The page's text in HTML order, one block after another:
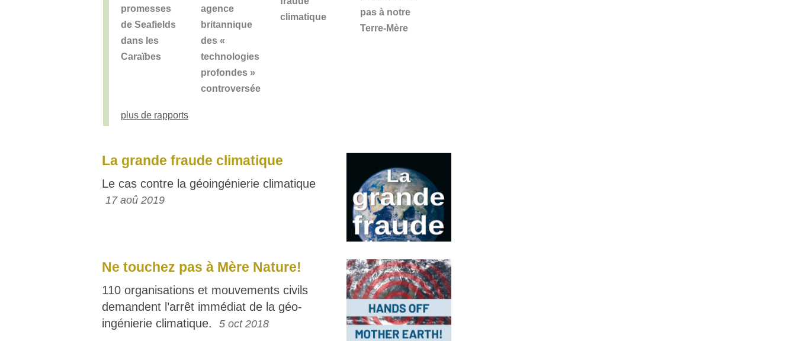
promesses
de Seafields
dans les
Caraïbes
agence
britannique
des «
technologies
profondes »
controversée
climatique
pas à notre
Terre-Mère
plus de rapports
La grande fraude climatique
Le cas contre la géoingénierie climatique
17 aoû 2019
Ne touchez pas à Mère Nature!
110 organisations et mouvements civils
demandent l’arrêt immédiat de la géo-
ingénierie climatique.
5 oct 2018